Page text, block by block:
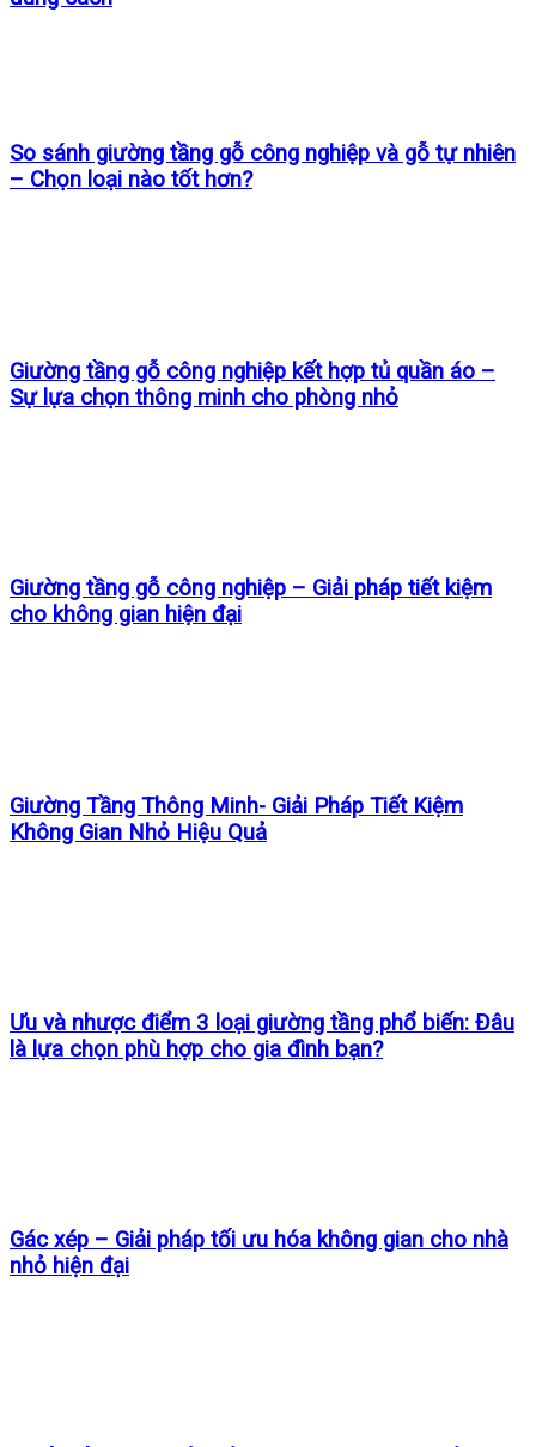
So sánh giường tầng gỗ công nghiệp và gỗ tự nhiên
– Chọn loại nào tốt hơn?
Giường tầng gỗ công nghiệp kết hợp tủ quần áo –
Sự lựa chọn thông minh cho phòng nhỏ
Giường tầng gỗ công nghiệp – Giải pháp tiết kiệm
cho không gian hiện đại
Giường Tầng Thông Minh- Giải Pháp Tiết Kiệm
Không Gian Nhỏ Hiệu Quả
Ưu và nhược điểm 3 loại giường tầng phổ biến: Đâu
là lựa chọn phù hợp cho gia đình bạn?
Gác xép – Giải pháp tối ưu hóa không gian cho nhà
nhỏ hiện đại